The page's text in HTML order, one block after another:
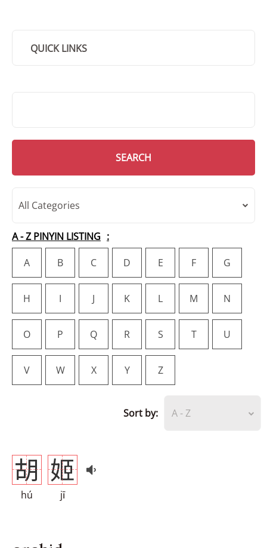
QUICK LINKS
SEARCH
All Categories
A - Z PINYIN LISTING
A
B C D E F G
H I J K L M N
O P Q R S T U
V W X Y Z
Sort by: A - Z
胡
hú
姬
jī